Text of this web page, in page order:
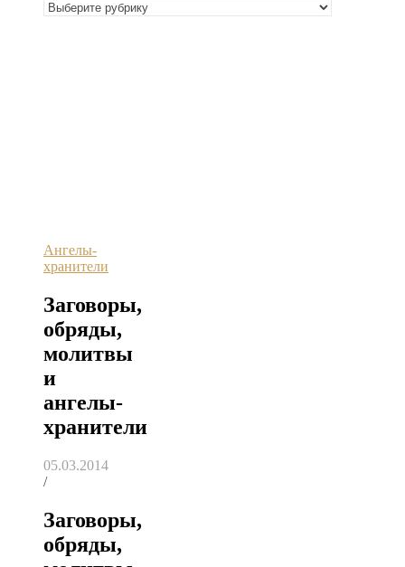
Ангелы-
хранители
Заговоры,
обряды,
молитвы
и
ангелы-
хранители
05.03.2014
/
Заговоры,
обряды,